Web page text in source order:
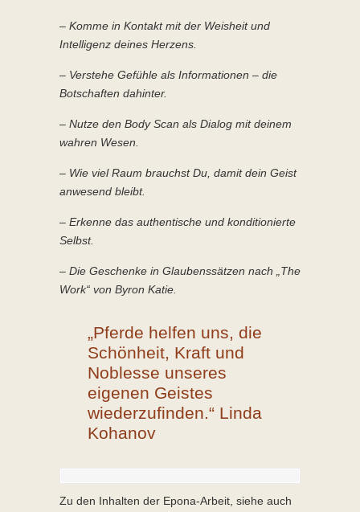
– Komme in Kontakt mit der Weisheit und
Intelligenz deines Herzens.
– Verstehe Gefühle als Informationen – die
Botschaften dahinter.
– Nutze den Body Scan als Dialog mit deinem
wahren Wesen.
– Wie viel Raum brauchst Du, damit dein Geist
anwesend bleibt.
– Erkenne das authentische und konditionierte
Selbst.
– Die Geschenke in Glaubenssätzen nach „The
Work“ von Byron Katie.
„Pferde helfen uns, die
Schönheit, Kraft und
Noblesse unseres
eigenen Geistes
wiederzufinden.“ Linda
Kohanov
Zu den Inhalten der Epona-Arbeit, siehe auch